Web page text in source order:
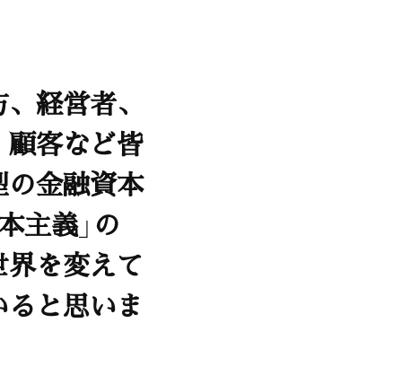
経営者、
客など皆
金融資本
主義」の
を変えて
と思いま